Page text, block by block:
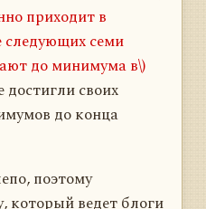
приходит в
следующих семи
до минимума в\)
достигли своих
до конца
поэтому
который ведет блоги